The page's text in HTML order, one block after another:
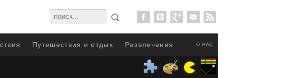
О НАС
Путешествия и отдых Развлечения